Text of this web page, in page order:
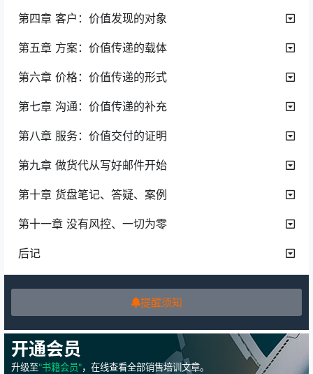
第四章 客户：价值发现的对象
第五章 方案：价值传递的载体
第六章 价格：价值传递的形式
第七章 沟通：价值传递的补充
第八章 服务：价值交付的证明
第九章 做货代从写好邮件开始
第十章 货盘笔记、答疑、案例
第十一章 没有风控、一切为零
后记
提醒须知
开通会员
升级至"书籍会员"，在线查看全部销售培训文章。